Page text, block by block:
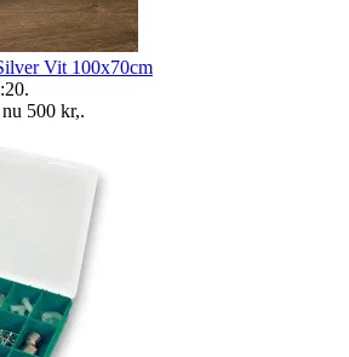
Vit 100x70cm
.
500 kr,.